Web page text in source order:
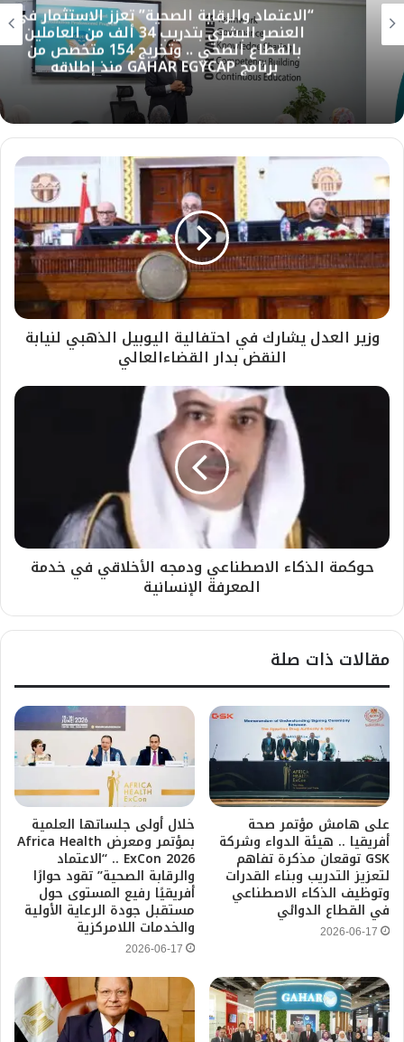
“الاعتماد والرقابة الصحية” تعزز الاستثمار في
العنصر البشري بتدريب 34 ألف من العاملين
بالقطاع الصحي .. وتخريج 154 متخصص من
برنامج GAHAR EGYCAP منذ إطلاقه
وزير العدل يشارك في احتفالية اليوبيل الذهبي لنيابة
النقض بدار القضاءالعالي
حوكمة الذكاء الاصطناعي ودمجه الأخلاقي في خدمة
المعرفة الإنسانية
مقالات ذات صلة
على هامش مؤتمر صحة
أفريقيا .. هيئة الدواء وشركة
GSK توقعان مذكرة تفاهم
لتعزيز التدريب وبناء القدرات
وتوظيف الذكاء الاصطناعي
في القطاع الدوائي
2026-06-17
خلال أولى جلساتها العلمية
بمؤتمر ومعرض Africa Health
ExCon 2026 .. “الاعتماد
والرقابة الصحية” تقود حوارًا
أفريقيًا رفيع المستوى حول
مستقبل جودة الرعاية الأولية
والخدمات اللامركزية
2026-06-17